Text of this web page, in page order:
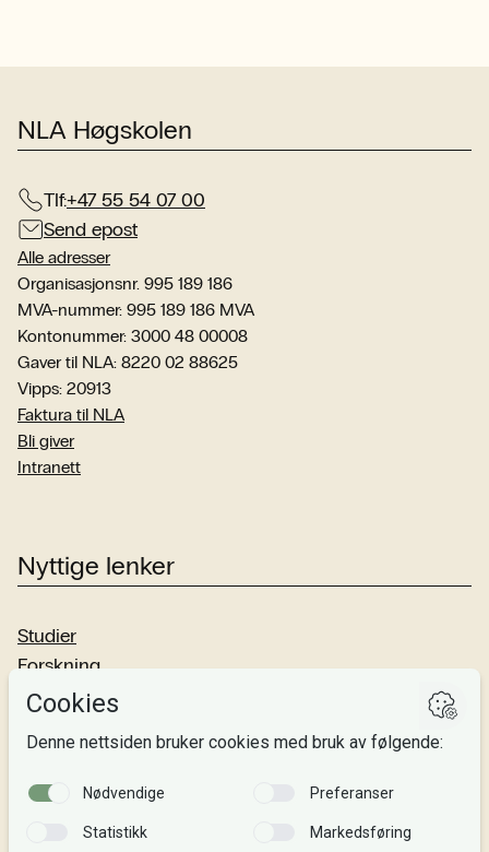
NLA Høgskolen
Tlf:+47 55 54 07 00
Send epost
Alle adresser
Organisasjonsnr. 995 189 186
MVA-nummer: 995 189 186 MVA
Kontonummer: 3000 48 00008
Gaver til NLA: 8220 02 88625
Vipps: 20913
Faktura til NLA
Bli giver
Intranett
Nyttige lenker
Studier
Forskning
Om oss
Si fra!